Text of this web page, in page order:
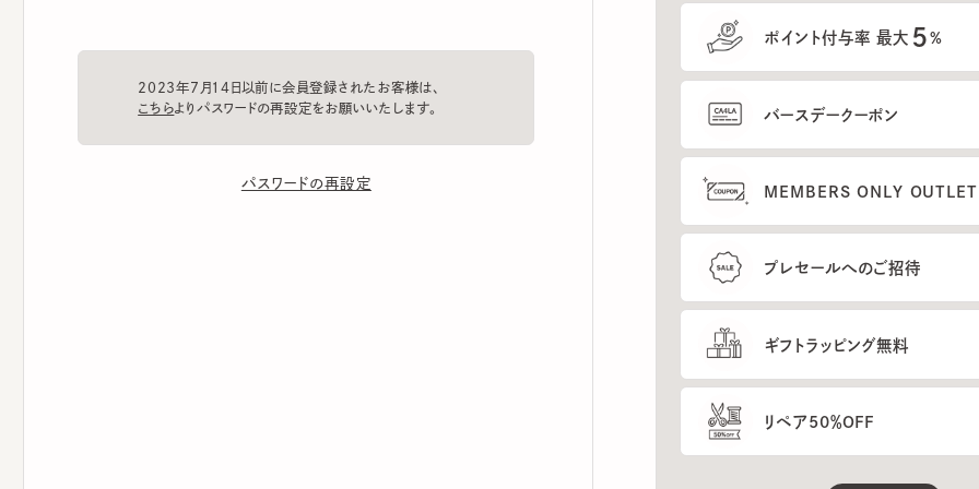
2023年7月14日以前に会員登録されたお客様は、
パスワードの再設定
ポイント付与率 最大 %
バースデークーポン
MEMBERS ONLY OUTLETのご
プレセールへのご招待
ギフトラッピング無料
リペア50％OFF